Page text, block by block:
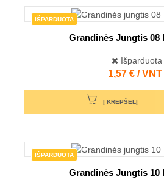
IŠPARDUOTA
Grandinės Jungtis 08
Išparduota
Kaina
1,57 € / VNT
Į KREPŠELĮ
IŠPARDUOTA
Grandinės Jungtis 10